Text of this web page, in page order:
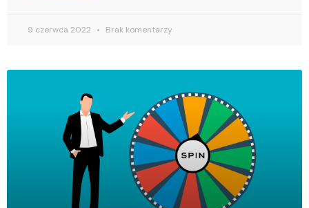
9 czerwca 2022 Brak komentarzy